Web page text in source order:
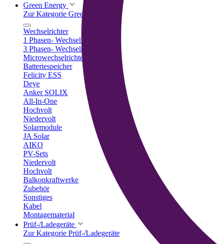
Green Energy
Zur Kategorie Green Energy
Wechselrichter
1 Phasen- Wechselrichter
3 Phasen- Wechselrichter
Microwechselrichter
Batteriespeicher
Felicity ESS
Deye
Anker SOLIX
All-In-One
Hochvolt
Niedervolt
Solarmodule
JA Solar
AIKO
PV-Sets
Niedervolt
Hochvolt
Balkonkraftwerke
Zubehör
Sonstiges
Kabel
Montagematerial
Prüf-/Ladegeräte
Zur Kategorie Prüf-/Ladegeräte